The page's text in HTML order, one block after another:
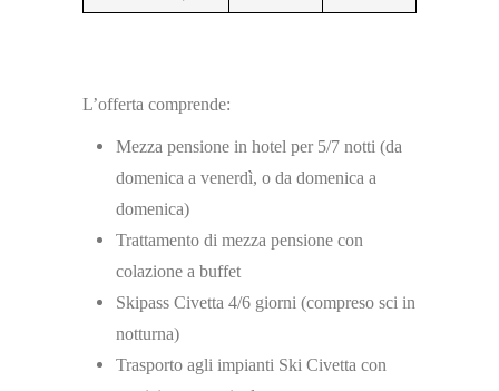
L’offerta comprende:
Mezza pensione in hotel per 5/7 notti (da
domenica a venerdì, o da domenica a
domenica)
Trattamento di mezza pensione con
colazione a buffet
Skipass Civetta 4/6 giorni (compreso sci in
notturna)
Trasporto agli impianti Ski Civetta con